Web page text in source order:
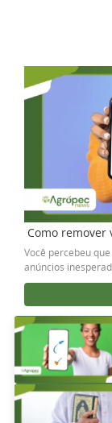
Como remover
Você percebeu
anúncios